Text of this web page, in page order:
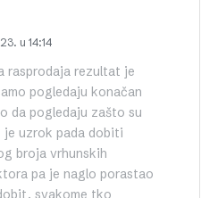
u 14:14
rasprodaja rezultat je
pogledaju konačan
da pogledaju zašto su
je uzrok pada dobiti
broja vrhunskih
pa je naglo porastao
svakome tko